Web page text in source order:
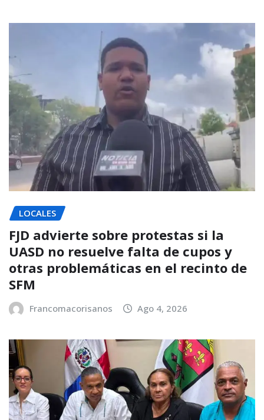
LOCALES
FJD advierte sobre protestas si la
UASD no resuelve falta de cupos y
otras problemáticas en el recinto de
SFM
Francomacorisanos Ago 4, 2026